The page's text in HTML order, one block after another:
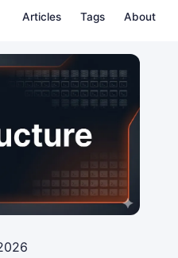
Articles Tags About